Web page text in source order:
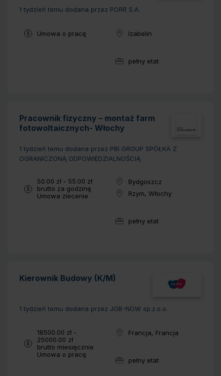
1 tydzień temu dodana przez PORR S.A.
Typ umowy:
Umowa o pracę Lokalizacja:
Izabelin
Wymiar pracy:
pełny etat
Pracownik fizyczny – montaż farm
fotowoltaicznych- Włochy
1 tydzień temu dodana przez PBI GROUP SPÓŁKA Z
OGRANICZONĄ ODPOWIEDZIALNOŚCIĄ
Wynagrodzenie:
50.00 zł - 55.00 zł
brutto za godzinę
Typ umowy:
Umowa zlecenie
Lokalizacja:
Bydgoszcz
Lokalizacja:
Rzym, Włochy
Wymiar pracy:
pełny etat
Kierownik Budowy (K/M)
1 tydzień temu dodana przez JOB-NOW sp.z.o.o.
Wynagrodzenie:
18500.00 zł -
25000.00 zł
brutto miesięcznie
Typ umowy:
Umowa o pracę
Lokalizacja:
Francja, Francja
Wymiar pracy:
pełny etat